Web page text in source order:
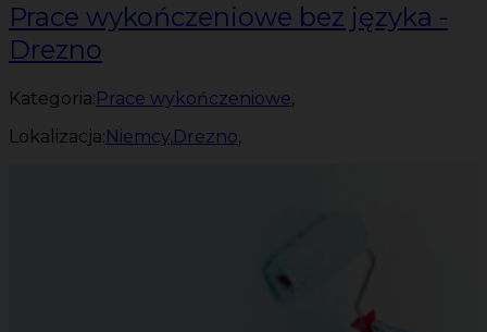
Prace wykończeniowe bez języka -
Drezno
Kategoria:Prace wykończeniowe,
Lokalizacja:Niemcy,Drezno,